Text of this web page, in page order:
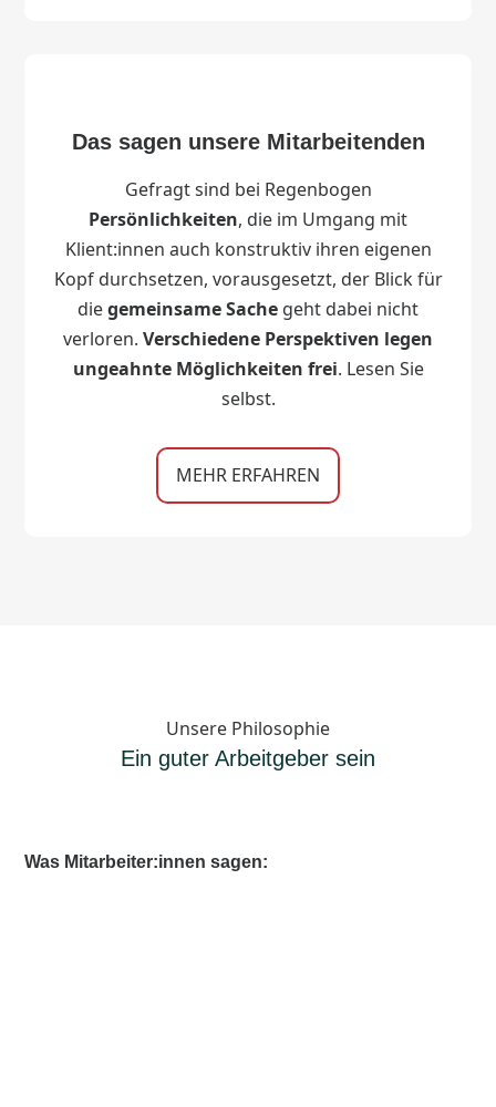
Das sagen unsere Mitarbeitenden
Gefragt sind bei Regenbogen
Persönlichkeiten, die im Umgang mit
Klient:innen auch konstruktiv ihren eigenen
Kopf durchsetzen, vorausgesetzt, der Blick für
diegemeinsame Sache geht dabei nicht
verloren. Verschiedene Perspektiven legen
ungeahnte Möglichkeiten frei. Lesen Sie
selbst.
MEHR ERFAHREN
Unsere Philosophie
Ein guter Arbeitgeber sein
Was Mitarbeiter:innen sagen: